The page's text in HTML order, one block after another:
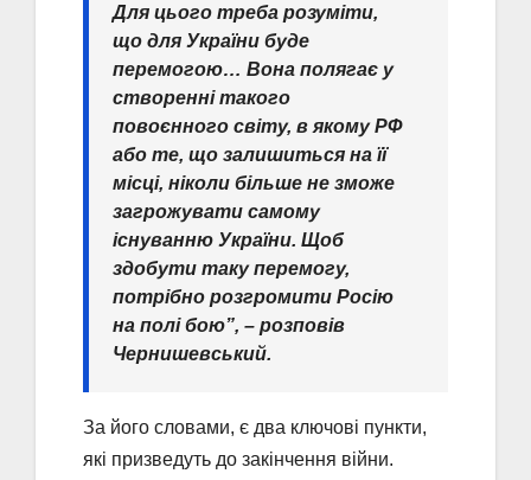
Для цього треба розуміти,
що для України буде
перемогою… Вона полягає у
створенні такого
повоєнного світу, в якому РФ
або те, що залишиться на її
місці, ніколи більше не зможе
загрожувати самому
існуванню України. Щоб
здобути таку перемогу,
потрібно розгромити Росію
на полі бою”, – розповів
Чернишевський.
За його словами, є два ключові пункти,
які призведуть до закінчення війни.